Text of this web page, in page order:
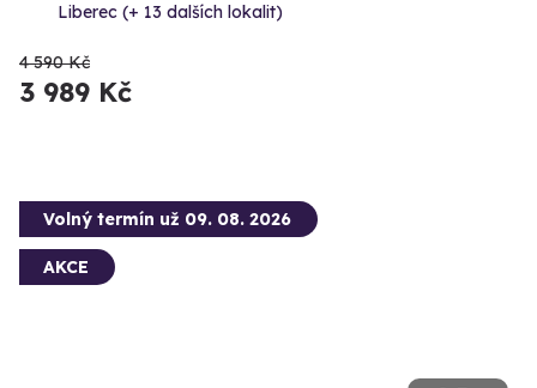
Liberec (+ 13 dalších lokalit)
4 590 Kč
3 989 Kč
Volný termín už 09. 08. 2026
AKCE